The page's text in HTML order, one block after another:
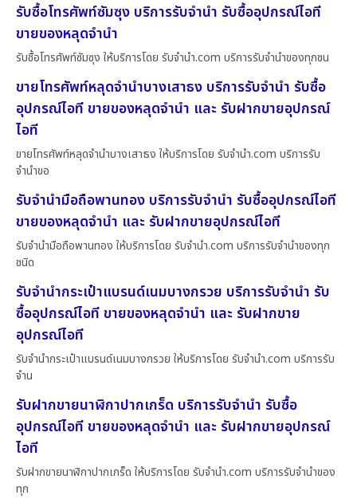
รับซื้อโทรศัพท์ซัมซุง บริการรับจำนำ รับซื้ออุปกรณ์ไอที
ขายของหลุดจำนำ
รับซื้อโทรศัพท์ซัมซุง ให้บริการโดย รับจํานํา.com บริการรับจำนำของทุกชน
ขายโทรศัพท์หลุดจำนำบางเสาธง บริการรับจำนำ รับซื้อ
อุปกรณ์ไอที ขายของหลุดจำนำ และ รับฝากขายอุปกรณ์
ไอที
ขายโทรศัพท์หลุดจำนำบางเสาธง ให้บริการโดย รับจํานํา.com บริการรับ
จำนำขอ
รับจำนำมือถือพานทอง บริการรับจำนำ รับซื้ออุปกรณ์ไอที
ขายของหลุดจำนำ และ รับฝากขายอุปกรณ์ไอที
รับจำนำมือถือพานทอง ให้บริการโดย รับจํานํา.com บริการรับจำนำของทุก
ชนิด
รับจำนำกระเป๋าแบรนด์เนมบางกรวย บริการรับจำนำ รับ
ซื้ออุปกรณ์ไอที ขายของหลุดจำนำ และ รับฝากขาย
อุปกรณ์ไอที
รับจำนำกระเป๋าแบรนด์เนมบางกรวย ให้บริการโดย รับจํานํา.com บริการรับ
จำน
รับฝากขายนาฬิกาปากเกร็ด บริการรับจำนำ รับซื้อ
อุปกรณ์ไอที ขายของหลุดจำนำ และ รับฝากขายอุปกรณ์
ไอที
รับฝากขายนาฬิกาปากเกร็ด ให้บริการโดย รับจํานํา.com บริการรับจำนำของ
ทุก